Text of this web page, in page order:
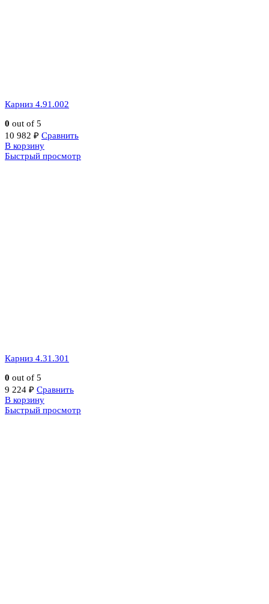
Карниз 4.91.002
0 out of 5
10 982 ₽ Сравнить
В корзину
Быстрый просмотр
Карниз 4.31.301
0 out of 5
9 224 ₽ Сравнить
В корзину
Быстрый просмотр